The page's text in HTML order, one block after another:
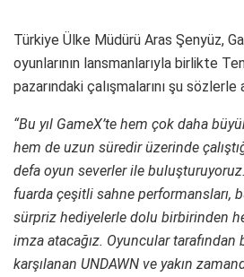
Türkiye Ülke Müdürü Aras Şenyüz,
oyunlarının lansmanlarıyla birlikte
pazarındaki çalışmalarını şu sözlerle
“Bu yıl GameX’te hem çok daha
hem de uzun süredir üzerinde
defa oyun severler ile
fuarda çeşitli sahne performansları,
sürpriz hediyelerle dolu birbirinden
imza atacağız. Oyuncular
karşılanan UNDAWN ve yakın